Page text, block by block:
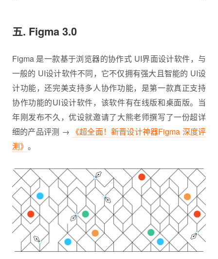
五. Figma 3.0
Figma 是一款基于浏览器的协作式 UI界面设计软件，与
一般的 UI设计软件不同，它不仅拥有强大且智能的 UI设
计功能，还完美支持多人协作功能，是第一款真正支持
协作功能的UI设计软件，该软件有在线版和桌面版。当
年刚发布不久，优设就邀请了大熊老师撰写了一份超详
细的产品评测 → 《超全面！新晋设计神器Figma 深度评
测》 。